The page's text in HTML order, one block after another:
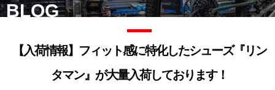
BLOG
【入荷情報】フィット感に特化したシューズ『リン
タマン』が大量入荷しております！